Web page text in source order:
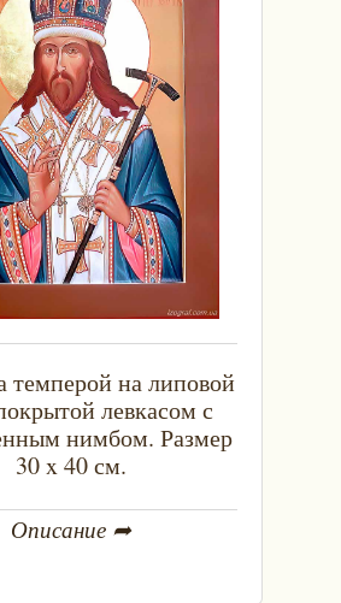
темперой на липовой
левкасом с
нимбом. Размер
30 x 40 см.
Описание ➦